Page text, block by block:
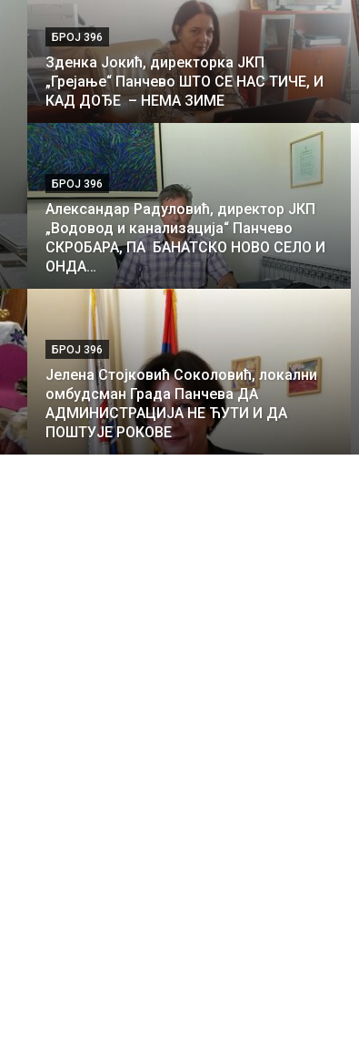
БРОЈ 396
Зденка Јокић, директорка ЈКП
„Грејање“ Панчево ШТО СЕ НАС ТИЧЕ, И
КАД ДОЂЕ – НЕМА ЗИМЕ
БРОЈ 396
Александар Радуловић, директор ЈКП
„Водовод и канализација“ Панчево
СКРОБАРА, ПА БАНАТСКО НОВО СЕЛО И
ОНДА…
БРОЈ 396
Јелена Стојковић Соколовић, локални
омбудсман Града Панчева ДА
АДМИНИСТРАЦИЈА НЕ ЋУТИ И ДА
ПОШТУЈЕ РОКОВЕ